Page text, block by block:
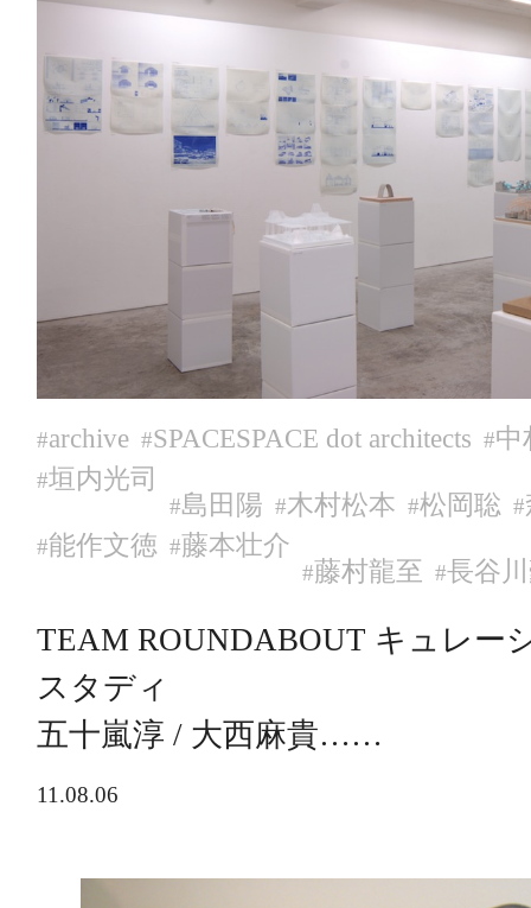
#archive #SPACESPACE dot architects #中
#垣内光司
#島田陽 #木村松本 #松岡聡 #
#能作文徳 #藤本壮介
#藤村龍至 #長谷
TEAM ROUNDABOUT キュレー
スタディ
五十嵐淳 / 大西麻貴……
11.08.06